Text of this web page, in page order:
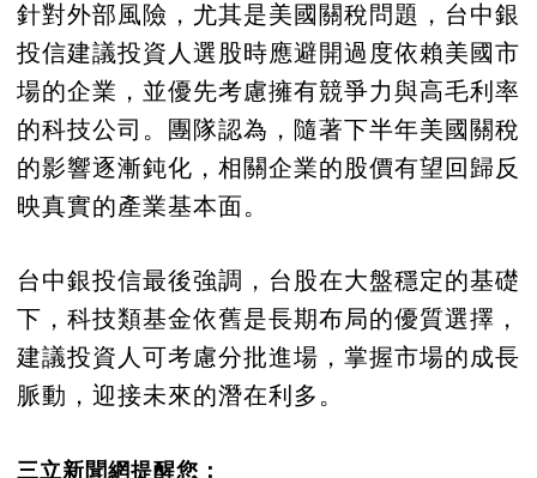
針對外部風險，尤其是美國關稅問題，台中銀
投信建議投資人選股時應避開過度依賴美國市
場的企業，並優先考慮擁有競爭力與高毛利率
的科技公司。團隊認為，隨著下半年美國關稅
的影響逐漸鈍化，相關企業的股價有望回歸反
映真實的產業基本面。
台中銀投信最後強調，台股在大盤穩定的基礎
下，科技類基金依舊是長期布局的優質選擇，
建議投資人可考慮分批進場，掌握市場的成長
脈動，迎接未來的潛在利多。
三立新聞網提醒您：